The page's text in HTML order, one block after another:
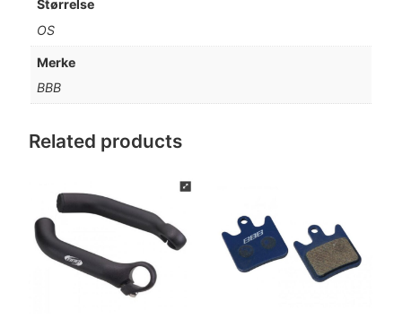
Størrelse
OS
Merke
BBB
Related products